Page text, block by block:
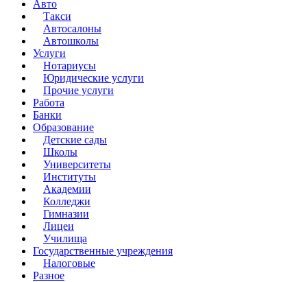
Авто
Такси
Автосалоны
Автошколы
Услуги
Нотариусы
Юридические услуги
Прочие услуги
Работа
Банки
Образование
Детские сады
Школы
Университеты
Институты
Академии
Колледжи
Гимназии
Лицеи
Училища
Государственные учреждения
Налоговые
Разное